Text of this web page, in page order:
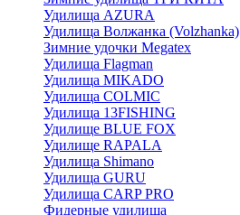
Удилища AZURA
Удилища Волжанка (Volzhanka)
Зимние удочки Megatex
Удилища Flagman
Удилища MIKADO
Удилища COLMIC
Удилища 13FISHING
Удилище BLUE FOX
Удилище RAPALA
Удилища Shimano
Удилища GURU
Удилища CARP PRO
Фидерные удилища